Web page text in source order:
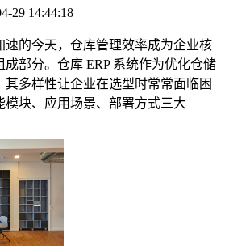
29 14:44:18
的今天，仓库管理效率成为企业核
部分。仓库 ERP 系统作为优化仓储
其多样性让企业在选型时常常面临困
模块、应用场景、部署方式三大